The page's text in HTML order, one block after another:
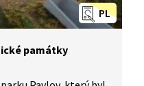
PL
památky